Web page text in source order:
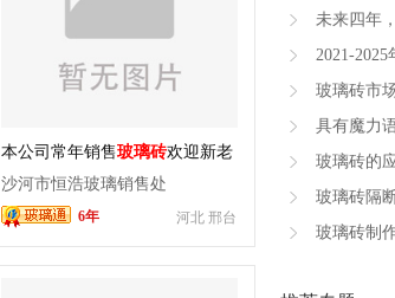
本公司常年销售玻璃砖欢迎新老
顾客来电咨询
沙河市恒浩玻璃销售处
河北 邢台
6年
幕墙营造
未来四年
值将超
2021-
将增长
玻璃砖市
波动，未
率超过
具有魔力
玻璃砖
玻璃砖的
玻璃砖通
玻璃砖隔
玻璃砖隔
玻璃砖制